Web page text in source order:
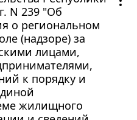
N 239 "Об
о региональном
(надзоре) за
лицами,
к порядку и
жилищного